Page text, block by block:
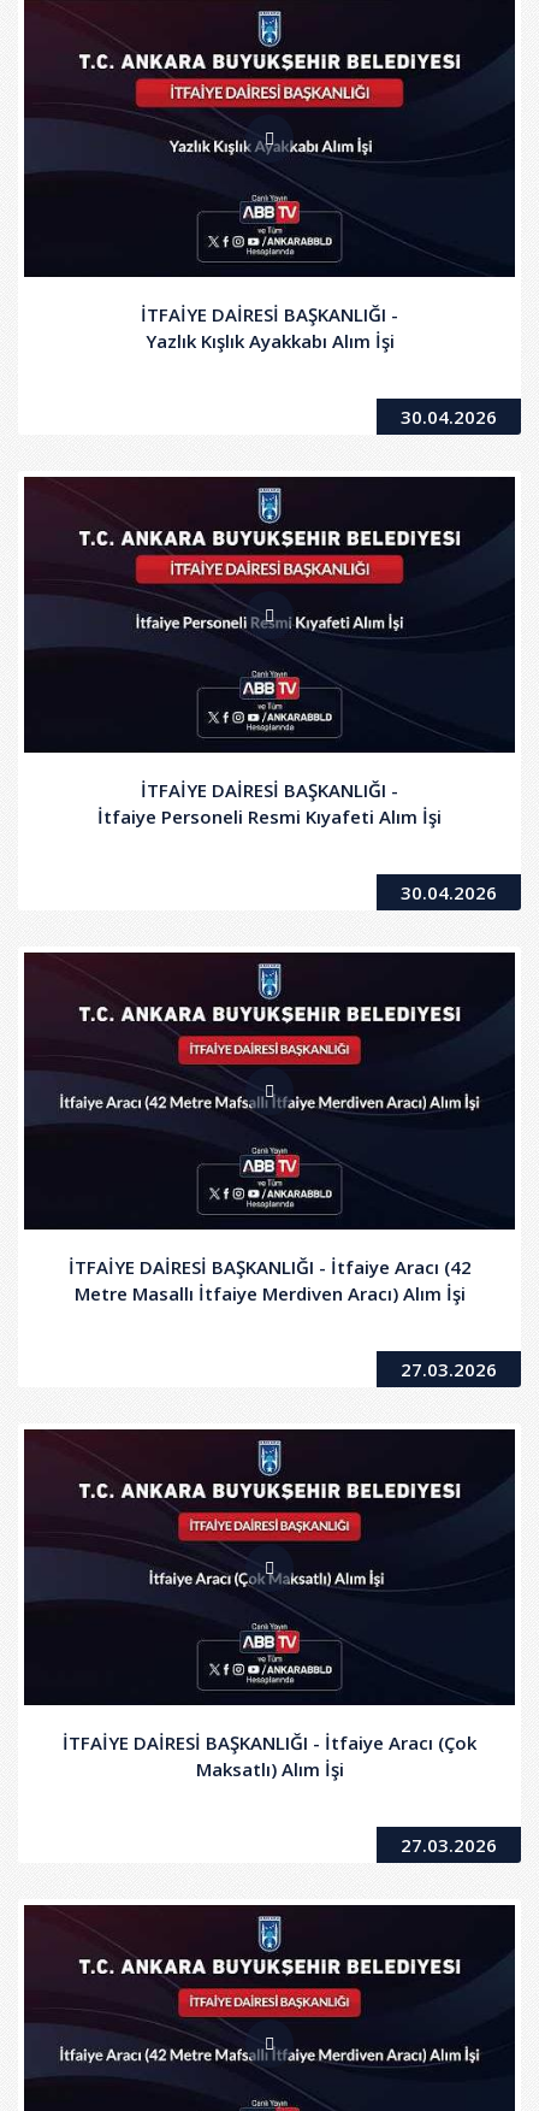
İTFAİYE DAİRESİ BAŞKANLIĞI -
Yazlık Kışlık Ayakkabı Alım İşi
30.04.2026
İTFAİYE DAİRESİ BAŞKANLIĞI -
İtfaiye Personeli Resmi Kıyafeti Alım İşi
30.04.2026
İTFAİYE DAİRESİ BAŞKANLIĞI - İtfaiye Aracı (42
Metre Masallı İtfaiye Merdiven Aracı) Alım İşi
27.03.2026
İTFAİYE DAİRESİ BAŞKANLIĞI - İtfaiye Aracı (Çok
Maksatlı) Alım İşi
27.03.2026